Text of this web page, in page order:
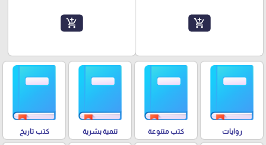
add_shopping_cart
add_shopping_cart
روايات كتب متنوعة تنمية بشرية كتب تاريخ